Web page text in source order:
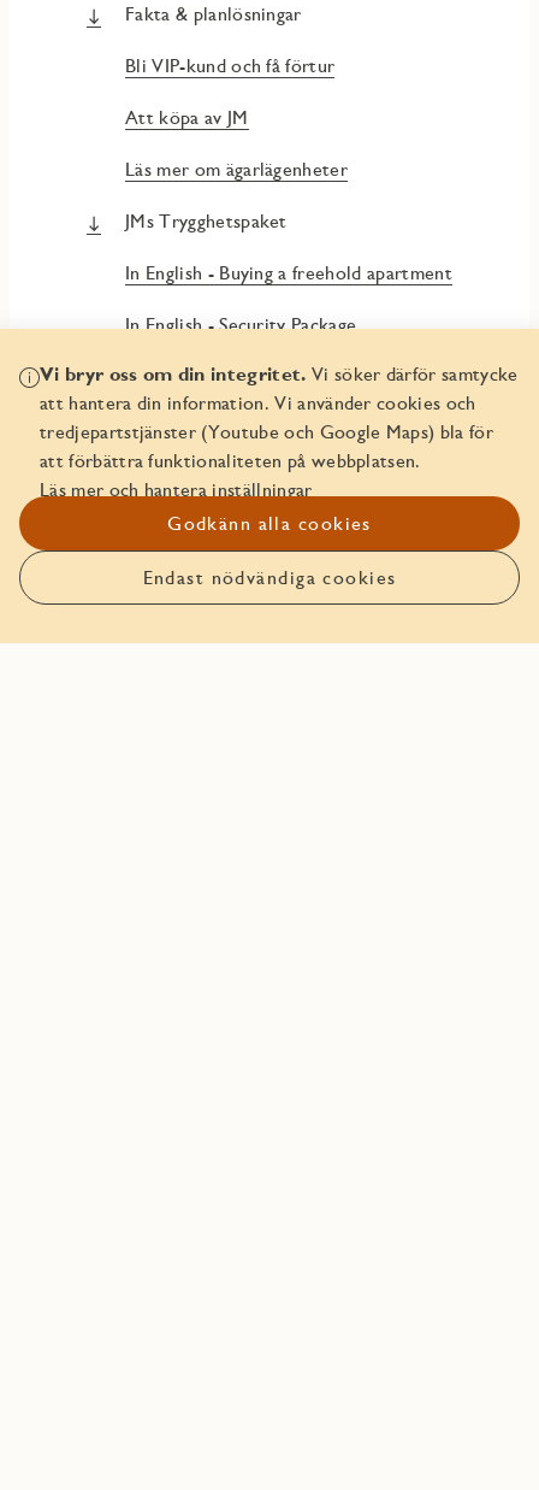
Anmäl intresse
Fakta & planlösningar
Bli VIP-kund och få förtur
Att köpa av JM
Läs mer om ägarlägenheter
JMs Trygghetspaket
In English - Buying a freehold apartment
In English - Security Package
Boka bostaden före någon
annan!
Den här bostaden går att boka. Läs mer om hur det funkar
Vi bryr oss om din integritet. Vi söker därför samtycke
att hantera din information. Vi använder cookies och
tredjepartstjänster (Youtube och Google Maps) bla för
att förbättra funktionaliteten på webbplatsen.
Läs mer och hantera inställningar
Godkänn alla cookies
Endast nödvändiga cookies